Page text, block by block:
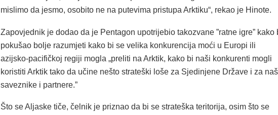
mislimo da jesmo, osobito ne na putevima pristupa Arktiku“, rekao je Hinote.
Zapovjednik je dodao da je Pentagon upotrijebio takozvane ”ratne igre” kako
pokušao bolje razumjeti kako bi se velika konkurencija moći u Europi ili
azijsko-pacifičkoj regiji mogla „preliti na Arktik, kako bi naši konkurenti mogli
koristiti Arktik tako da učine nešto strateški loše za Sjedinjene Države i za
saveznike i partnere.”
Što se Aljaske tiče, čelnik je priznao da bi se strateška teritorija, osim što se